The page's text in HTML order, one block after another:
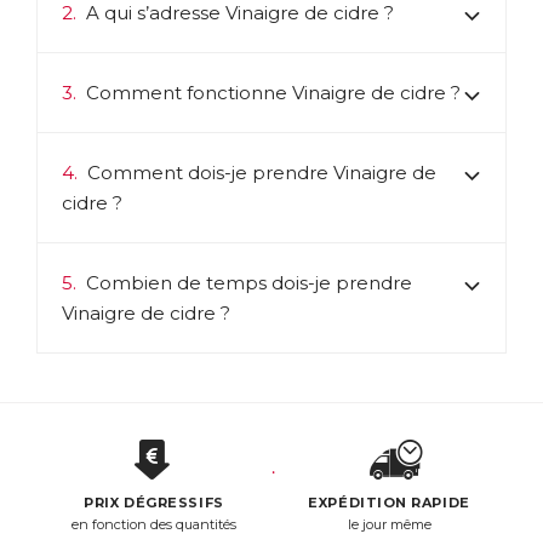
2. A qui s’adresse Vinaigre de cidre ?
3. Comment fonctionne Vinaigre de cidre ?
4. Comment dois-je prendre Vinaigre de
cidre ?
5. Combien de temps dois-je prendre
Vinaigre de cidre ?
PRIX DÉGRESSIFS
en fonction des quantités
EXPÉDITION RAPIDE
le jour même